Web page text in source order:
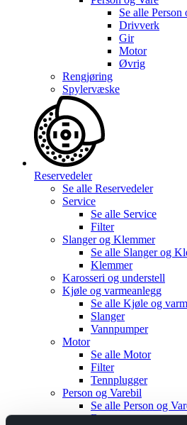
Se alle Person
Drivverk
Gir
Motor
Øvrig
Rengjøring
Spylervæske
Reservedeler
Se alle Reservedeler
Service
Se alle Service
Filter
Slanger og Klemmer
Se alle Slanger og
Klemmer
Karosseri og understell
Kjøle og varmeanlegg
Se alle Kjøle og
Slanger
Vannpumper
Motor
Se alle Motor
Filter
Tennplugger
Person og Varebil
Se alle Person og
Brems